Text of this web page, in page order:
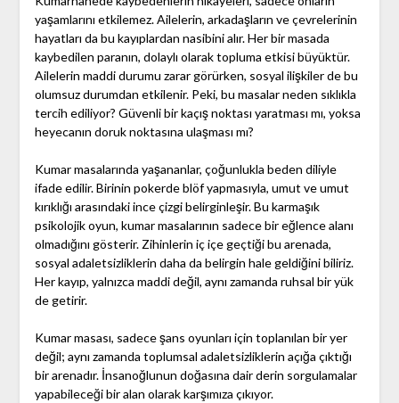
yaşamlarını etkilemez. Ailelerin, arkadaşların ve çevrelerinin
hayatları da bu kayıplardan nasibini alır. Her bir masada
kaybedilen paranın, dolaylı olarak topluma etkisi büyüktür.
Ailelerin maddi durumu zarar görürken, sosyal ilişkiler de bu
olumsuz durumdan etkilenir. Peki, bu masalar neden sıklıkla
tercih ediliyor? Güvenli bir kaçış noktası yaratması mı, yoksa
heyecanın doruk noktasına ulaşması mı?
Kumar masalarında yaşananlar, çoğunlukla beden diliyle
ifade edilir. Birinin pokerde blöf yapmasıyla, umut ve umut
kırıklığı arasındaki ince çizgi belirginleşir. Bu karmaşık
psikolojik oyun, kumar masalarının sadece bir eğlence alanı
olmadığını gösterir. Zihinlerin iç içe geçtiği bu arenada,
sosyal adaletsizliklerin daha da belirgin hale geldiğini biliriz.
Her kayıp, yalnızca maddi değil, aynı zamanda ruhsal bir yük
de getirir.
Kumar masası, sadece şans oyunları için toplanılan bir yer
değil; aynı zamanda toplumsal adaletsizliklerin açığa çıktığı
bir arenadır. İnsanoğlunun doğasına dair derin sorgulamalar
yapabileceği bir alan olarak karşımıza çıkıyor.